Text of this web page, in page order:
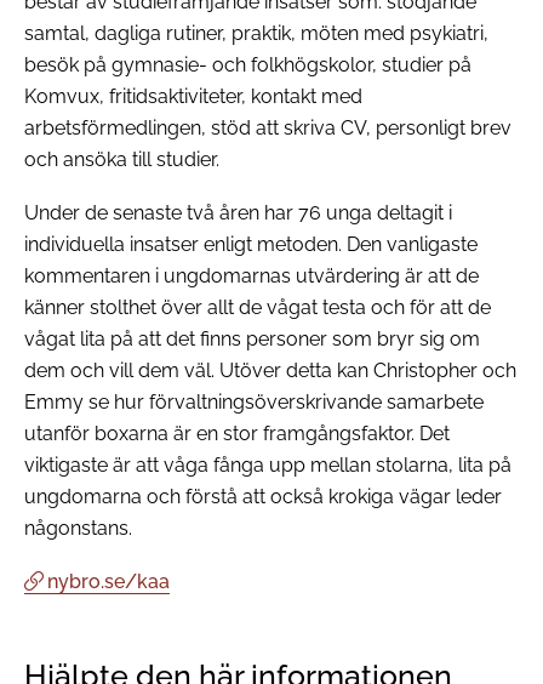
samtal, dagliga rutiner, praktik, möten med psykiatri,
besök på gymnasie- och folkhögskolor, studier på
Komvux, fritidsaktiviteter, kontakt med
arbetsförmedlingen, stöd att skriva CV, personligt brev
och ansöka till studier.
Under de senaste två åren har 76 unga deltagit i
individuella insatser enligt metoden. Den vanligaste
kommentaren i ungdomarnas utvärdering är att de
känner stolthet över allt de vågat testa och för att de
vågat lita på att det finns personer som bryr sig om
dem och vill dem väl. Utöver detta kan Christopher och
Emmy se hur förvaltningsöverskrivande samarbete
utanför boxarna är en stor framgångsfaktor. Det
viktigaste är att våga fånga upp mellan stolarna, lita på
ungdomarna och förstå att också krokiga vägar leder
någonstans.
nybro.se/kaa
Hjälpte den här informationen